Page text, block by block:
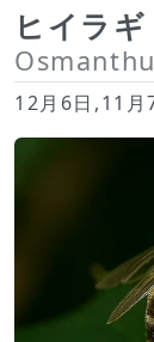
ヒイラギ
12月6日,11月